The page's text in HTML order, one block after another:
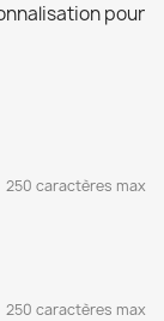
pour
250 caractères max
250 caractères max